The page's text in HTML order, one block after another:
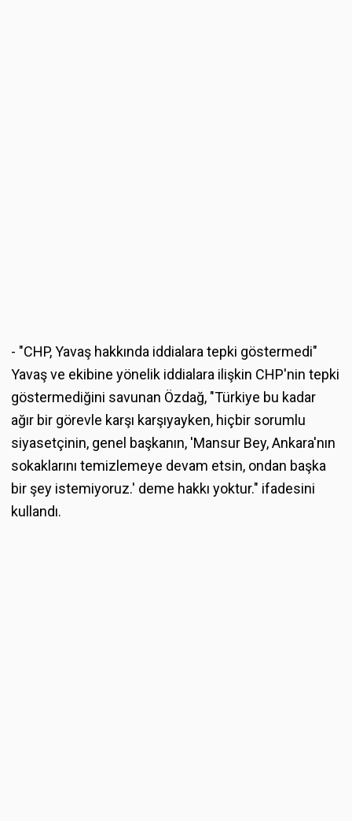
- "CHP, Yavaş hakkında iddialara tepki göstermedi"
Yavaş ve ekibine yönelik iddialara ilişkin CHP'nin tepki
göstermediğini savunan Özdağ, "Türkiye bu kadar
ağır bir görevle karşı karşıyayken, hiçbir sorumlu
siyasetçinin, genel başkanın, 'Mansur Bey, Ankara'nın
sokaklarını temizlemeye devam etsin, ondan başka
bir şey istemiyoruz.' deme hakkı yoktur." ifadesini
kullandı.